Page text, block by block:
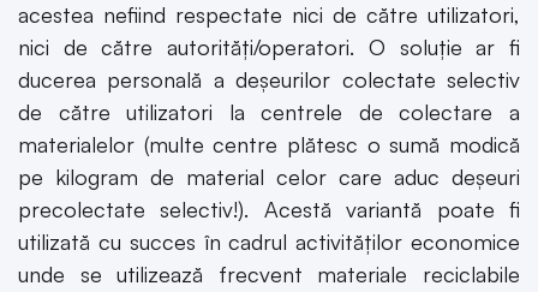
acestea nefiind respectate nici de către utilizatori,
nici de către autorități/operatori. O soluție ar fi
ducerea personală a deșeurilor colectate selectiv
de către utilizatori la centrele de colectare a
materialelor (multe centre plătesc o sumă modică
pe kilogram de material celor care aduc deșeuri
precolectate selectiv!). Acestă variantă poate fi
utilizată cu succes în cadrul activităților economice
unde se utilizează frecvent materiale reciclabile